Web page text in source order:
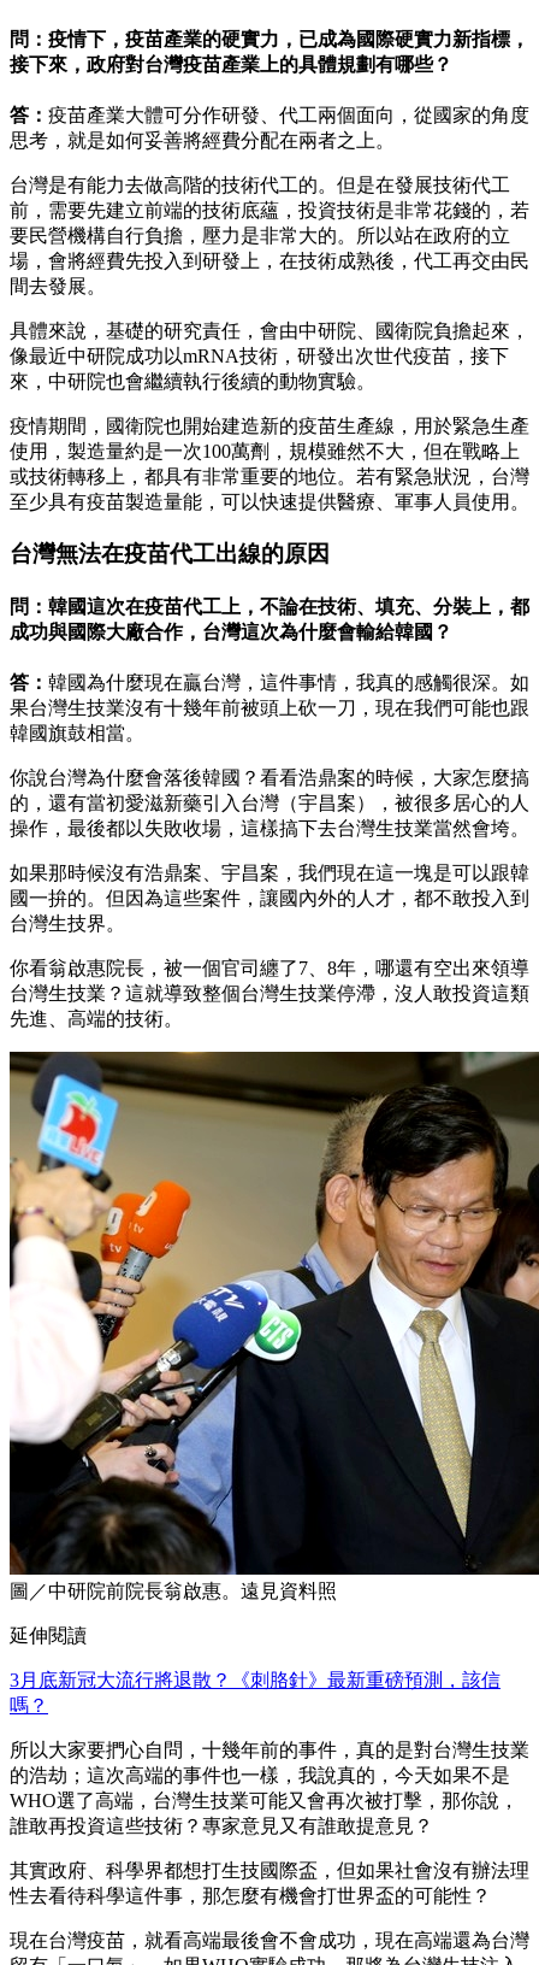
問：疫情下，疫苗產業的硬實力，已成為國際硬實力新指標，
接下來，政府對台灣疫苗產業上的具體規劃有哪些？
答： 疫苗產業大體可分作研發、代工兩個面向，從國家的角度
思考，就是如何妥善將經費分配在兩者之上。
台灣是有能力去做高階的技術代工的。但是在發展技術代工
前，需要先建立前端的技術底蘊，投資技術是非常花錢的，若
要民營機構自行負擔，壓力是非常大的。所以站在政府的立
場，會將經費先投入到研發上，在技術成熟後，代工再交由民
間去發展。
具體來說，基礎的研究責任，會由中研院、國衛院負擔起來，
像最近中研院成功以mRNA技術，研發出次世代疫苗，接下
來，中研院也會繼續執行後續的動物實驗。
疫情期間，國衛院也開始建造新的疫苗生產線，用於緊急生產
使用，製造量約是一次100萬劑，規模雖然不大，但在戰略上
或技術轉移上，都具有非常重要的地位。若有緊急狀況，台灣
至少具有疫苗製造量能，可以快速提供醫療、軍事人員使用。
台灣無法在疫苗代工出線的原因
問：韓國這次在疫苗代工上，不論在技術、填充、分裝上，都
成功與國際大廠合作，台灣這次為什麼會輸給韓國？
答： 韓國為什麼現在贏台灣，這件事情，我真的感觸很深。如
果台灣生技業沒有十幾年前被頭上砍一刀，現在我們可能也跟
韓國旗鼓相當。
你說台灣為什麼會落後韓國？看看浩鼎案的時候，大家怎麼搞
的，還有當初愛滋新藥引入台灣（宇昌案），被很多居心的人
操作，最後都以失敗收場，這樣搞下去台灣生技業當然會垮。
如果那時候沒有浩鼎案、宇昌案，我們現在這一塊是可以跟韓
國一拚的。但因為這些案件，讓國內外的人才，都不敢投入到
台灣生技界。
你看翁啟惠院長，被一個官司纏了7、8年，哪還有空出來領導
台灣生技業？這就導致整個台灣生技業停滯，沒人敢投資這類
先進、高端的技術。
圖／中研院前院長翁啟惠。遠見資料照
延伸閱讀
3月底新冠大流行將退散？《刺胳針》最新重磅預測，該信
嗎？
所以大家要捫心自問，十幾年前的事件，真的是對台灣生技業
的浩劫；這次高端的事件也一樣，我說真的，今天如果不是
WHO選了高端，台灣生技業可能又會再次被打擊，那你說，
誰敢再投資這些技術？專家意見又有誰敢提意見？
其實政府、科學界都想打生技國際盃，但如果社會沒有辦法理
性去看待科學這件事，那怎麼有機會打世界盃的可能性？
現在台灣疫苗，就看高端最後會不會成功，現在高端還為台灣